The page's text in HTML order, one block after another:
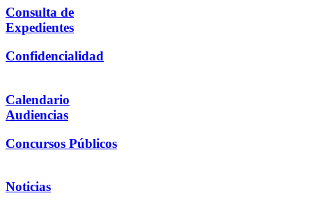
Consulta de
Expedientes
Confidencialidad
Calendario
Audiencias
Concursos Públicos
Noticias